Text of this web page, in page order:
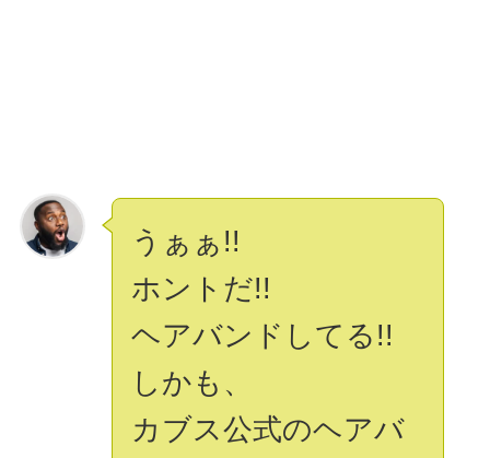
うぁぁ!!
ホントだ!!
ヘアバンドしてる!!
しかも、
カブス公式のヘアバ